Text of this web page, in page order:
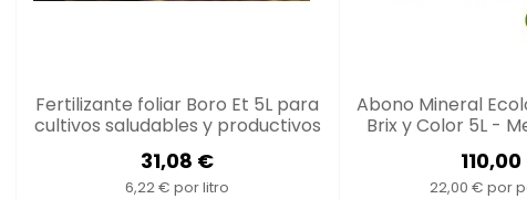
Fertilizante foliar Boro Et 5L para
cultivos saludables y productivos
- FeromonasyTrampas.com
31,08 €
6,22 € por litro
Abono Mineral
Brix y Color 5L -
22,00 € por